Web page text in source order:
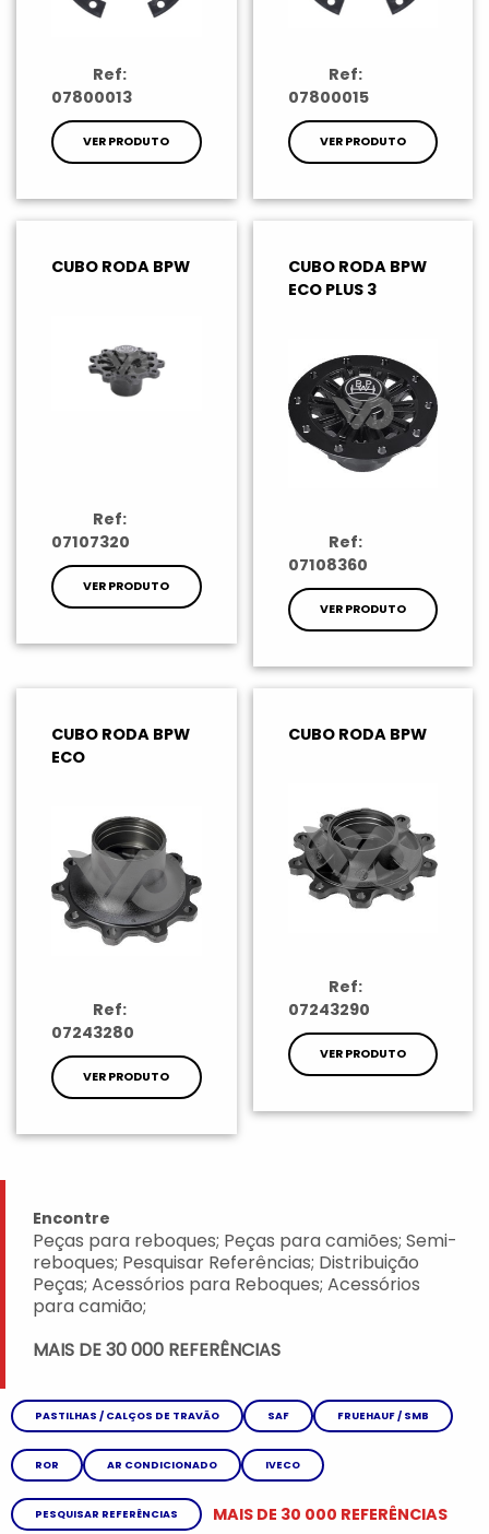
Ref:
07800013
VER PRODUTO
Ref:
07800015
VER PRODUTO
CUBO RODA BPW
Ref:
07107320
VER PRODUTO
CUBO RODA BPW
ECO PLUS 3
Ref:
07108360
VER PRODUTO
CUBO RODA BPW
ECO
Ref:
07243280
VER PRODUTO
CUBO RODA BPW
Ref:
07243290
VER PRODUTO
Encontre
Peças para reboques; Peças para camiões; Semi-
reboques; Pesquisar Referências; Distribuição
Peças; Acessórios para Reboques; Acessórios
para camião;
MAIS DE 30 000 REFERÊNCIAS
PASTILHAS / CALÇOS DE TRAVÃO SAF FRUEHAUF / SMB
ROR AR CONDICIONADO IVECO
PESQUISAR REFERÊNCIAS MAIS DE 30 000 REFERÊNCIAS